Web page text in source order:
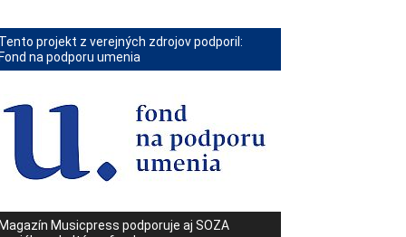
projekt z verejných zdrojov podporil:
na podporu umenia
Musicpress podporuje aj SOZA